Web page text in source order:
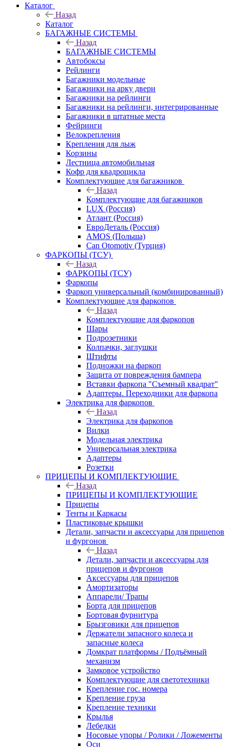
Каталог
Назад
Каталог
БАГАЖНЫЕ СИСТЕМЫ
Назад
БАГАЖНЫЕ СИСТЕМЫ
Автобоксы
Рейлинги
Багажники модельные
Багажники на арку двери
Багажники на рейлинги
Багажники на рейлинги, интегрированные
Багажники в штатные места
Фейринги
Велокрепления
Крепления для лыж
Корзины
Лестница автомобильная
Кофр для квадроцикла
Комплектующие для багажников
Назад
Комплектующие для багажников
LUX (Россия)
Атлант (Россия)
ЕвроДеталь (Россия)
AMOS (Польша)
Can Otomotiv (Турция)
ФАРКОПЫ (ТСУ)
Назад
ФАРКОПЫ (ТСУ)
Фаркопы
Фаркоп универсальный (комбинированный)
Комплектующие для фаркопов
Назад
Комплектующие для фаркопов
Шары
Подрозетники
Колпачки, заглушки
Штифты
Подножки на фаркоп
Защита от повреждения бампера
Вставки фаркопа "Съемный квадрат"
Адаптеры. Переходники для фаркопа
Электрика для фаркопов
Назад
Электрика для фаркопов
Вилки
Модельная электрика
Универсальная электрика
Адаптеры
Розетки
ПРИЦЕПЫ И КОМПЛЕКТУЮЩИЕ
Назад
ПРИЦЕПЫ И КОМПЛЕКТУЮЩИЕ
Прицепы
Тенты и Каркасы
Пластиковые крышки
Детали, запчасти и аксессуары для прицепов
и фургонов
Назад
Детали, запчасти и аксессуары для
прицепов и фургонов
Аксессуары для прицепов
Амортизаторы
Аппарели/ Трапы
Борта для прицепов
Бортовая фурнитура
Брызговики для прицепов
Держатели запасного колеса и
запасные колеса
Домкрат платформы / Подъёмный
механизм
Замковое устройство
Комплектующие для светотехники
Крепление гос. номера
Крепление груза
Крепление техники
Крылья
Лебедки
Носовые упоры / Ролики / Ложементы
Оси